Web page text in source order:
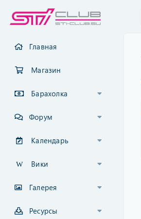
Главная
Магазин
Барахолка
Форум
Календарь
Вики
Галерея
Ресурсы